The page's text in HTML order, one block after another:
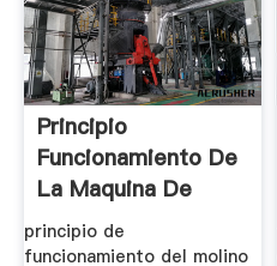
Principio
Funcionamiento De
La Maquina De
Mineria
principio de
funcionamiento del molino